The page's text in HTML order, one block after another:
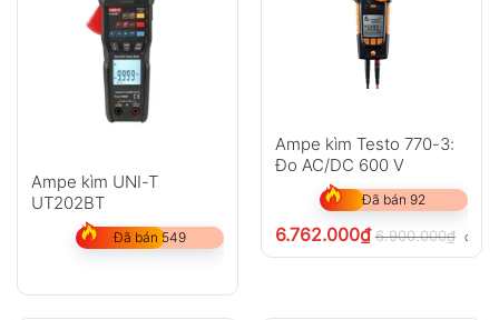
Ampe kìm UNI-T
UT202BT
Đã bán 549
Ampe kìm Testo 770-3:
Đo AC/DC 600 V
Đã bán 92
6.762.000₫ 6.900.000₫ chưa